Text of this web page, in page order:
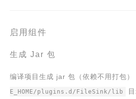
启用组件
生成 Jar 包
编译项目生成 jar 包（依赖不用打包
E_HOME/plugins.d/FileSink/lib